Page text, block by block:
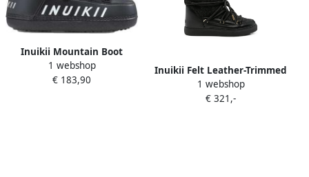
Inuikii Mountain Boot
1 webshop
€ 183,90
Inuikii Felt Leather-Trimmed
snow boots Zwart
1 webshop
€ 321,-